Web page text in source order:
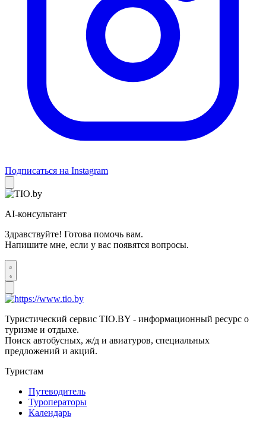
Подписаться на Instagram
AI-консультант
Здравствуйте! Готова помочь вам.
Напишите мне, если у вас появятся вопросы.
Туристический сервис TIO.BY - информационный ресурс о
туризме и отдыхе.
Поиск автобусных, ж/д и авиатуров, специальных
предложений и акций.
Туристам
Путеводитель
Туроператоры
Календарь